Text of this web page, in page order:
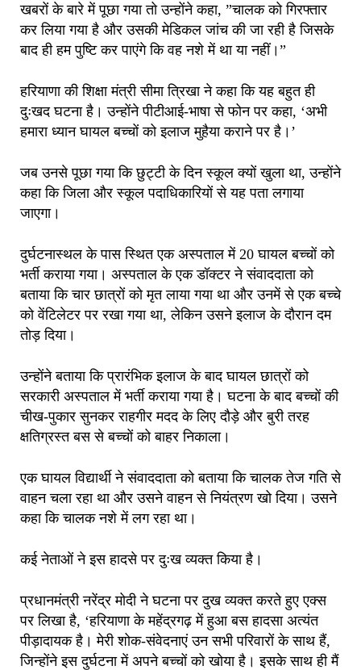
खबरों के बारे में पूछा गया तो उन्होंने कहा, ”चालक को गिरफ्तार
कर लिया गया है और उसकी मेडिकल जांच की जा रही है जिसके
बाद ही हम पुष्टि कर पाएंगे कि वह नशे में था या नहीं।”
हरियाणा की शिक्षा मंत्री सीमा त्रिखा ने कहा कि यह बहुत ही
दुःखद घटना है। उन्होंने पीटीआई-भाषा से फोन पर कहा, ‘अभी
हमारा ध्यान घायल बच्चों को इलाज मुहैया कराने पर है।’
जब उनसे पूछा गया कि छुट्टी के दिन स्कूल क्यों खुला था, उन्होंने
कहा कि जिला और स्कूल पदाधिकारियों से यह पता लगाया
जाएगा।
दुर्घटनास्थल के पास स्थित एक अस्पताल में 20 घायल बच्चों को
भर्ती कराया गया। अस्पताल के एक डॉक्टर ने संवाददाता को
बताया कि चार छात्रों को मृत लाया गया था और उनमें से एक बच्चे
को वेंटिलेटर पर रखा गया था, लेकिन उसने इलाज के दौरान दम
तोड़ दिया।
उन्होंने बताया कि प्रारंभिक इलाज के बाद घायल छात्रों को
सरकारी अस्पताल में भर्ती कराया गया है। घटना के बाद बच्चों की
चीख-पुकार सुनकर राहगीर मदद के लिए दौड़े और बुरी तरह
क्षतिग्रस्त बस से बच्चों को बाहर निकाला।
एक घायल विद्यार्थी ने संवाददाता को बताया कि चालक तेज गति से
वाहन चला रहा था और उसने वाहन से नियंत्रण खो दिया। उसने
कहा कि चालक नशे में लग रहा था।
कई नेताओं ने इस हादसे पर दुःख व्यक्त किया है।
प्रधानमंत्री नरेंद्र मोदी ने घटना पर दुख व्यक्त करते हुए एक्स
पर लिखा है, ‘हरियाणा के महेंद्रगढ़ में हुआ बस हादसा अत्यंत
पीड़ादायक है। मेरी शोक-संवेदनाएं उन सभी परिवारों के साथ हैं,
जिन्होंने इस दुर्घटना में अपने बच्चों को खोया है। इसके साथ ही मैं